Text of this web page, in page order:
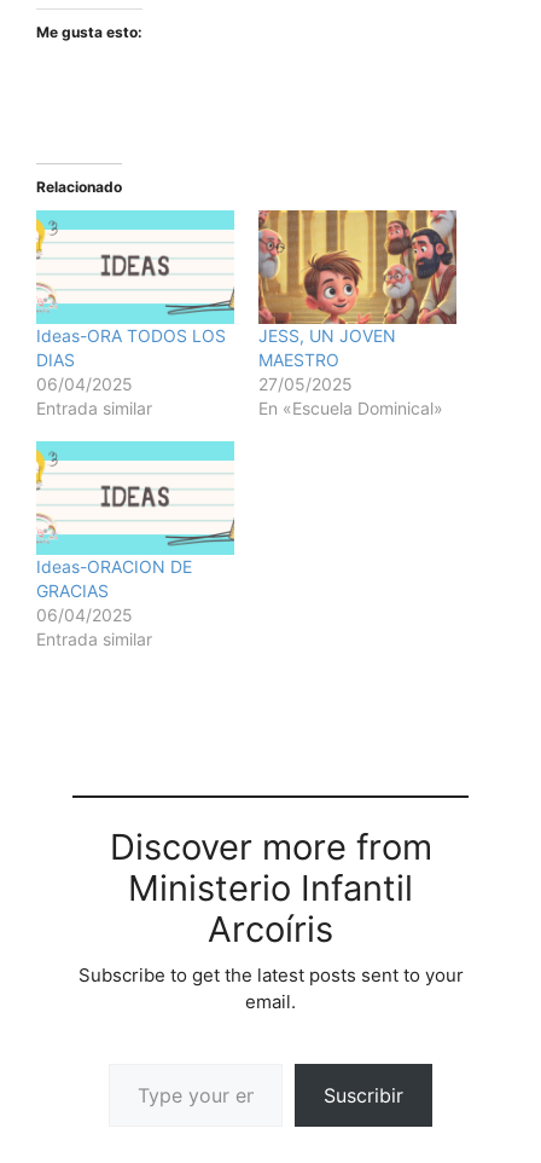
Me gusta esto:
Relacionado
Ideas-ORA TODOS LOS
DIAS
06/04/2025
Entrada similar
JESS, UN JOVEN
MAESTRO
27/05/2025
En «Escuela Dominical»
Ideas-ORACION DE
GRACIAS
06/04/2025
Entrada similar
Discover more from
Ministerio Infantil
Arcoíris
Subscribe to get the latest posts sent to your
email.
Suscribir